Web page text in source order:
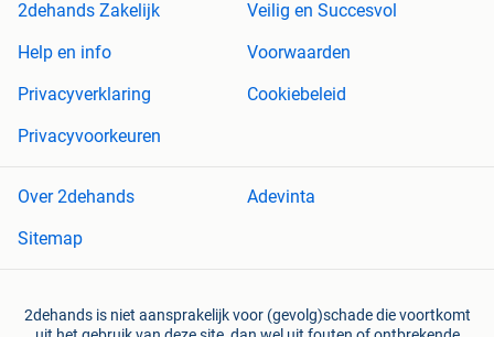
2dehands Zakelijk
Veilig en Succesvol
Help en info
Voorwaarden
Privacyverklaring
Cookiebeleid
Privacyvoorkeuren
Over 2dehands
Adevinta
Sitemap
2dehands is niet aansprakelijk voor (gevolg)schade die voortkomt